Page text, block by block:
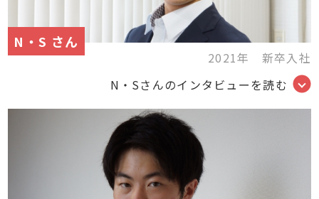
N・S さん
2021年 新卒入社
N・Sさんのインタビューを読む